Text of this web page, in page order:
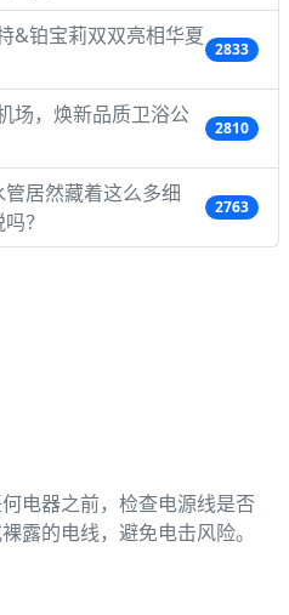
&铂宝莉双双亮相华夏
2833
场，焕新品质卫浴公
2810
居然藏着这么多细
？
2763
电器之前，检查电源线是否
露的电线，避免电击风险。